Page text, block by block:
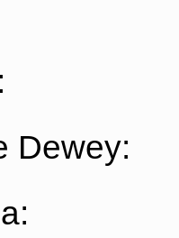
Dewey: